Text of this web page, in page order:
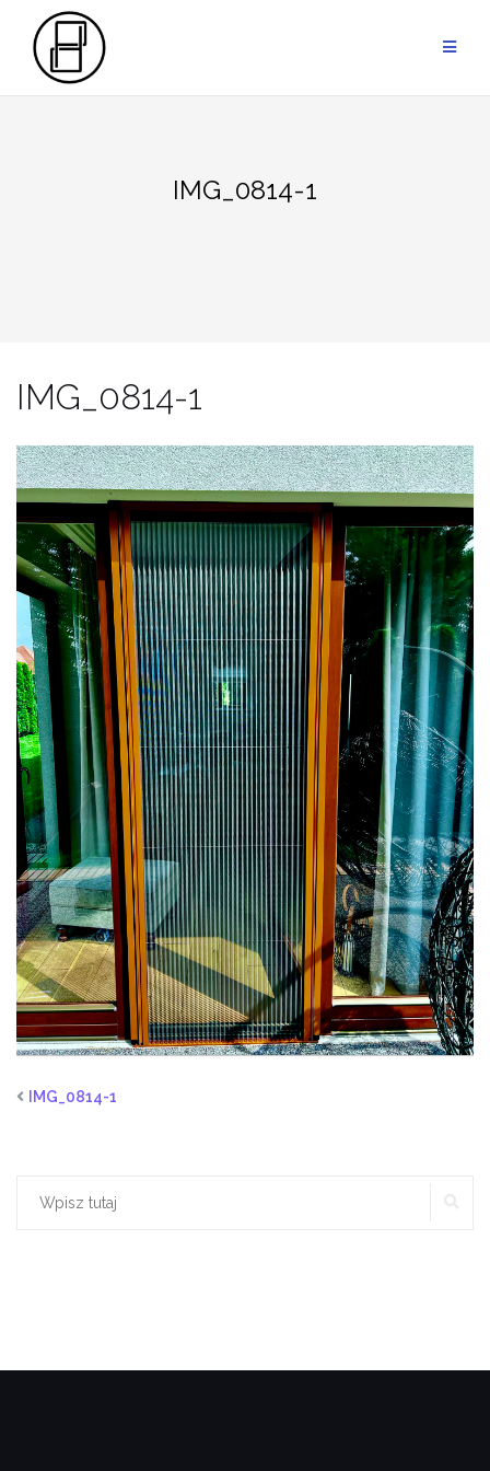
Przejdź
treści
IMG_0814-1
IMG_0814-1
IMG_0814-1
Szukaj: